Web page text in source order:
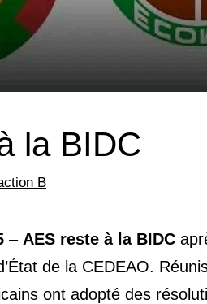
la BIDC
B
– AES reste à la BIDC
de la CEDEAO.
ont adopté des